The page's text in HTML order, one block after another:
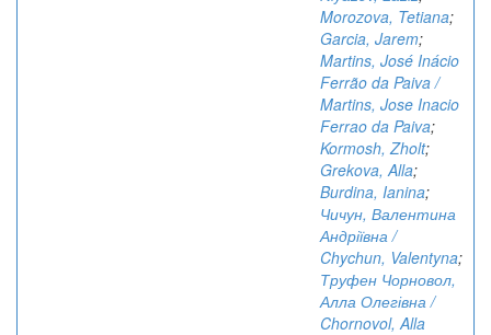
Morozova, Tetiana;
Garcia, Jarem;
Martins, José Inácio
Ferrão da Paiva /
Martins, Jose Inacio
Ferrao da Paiva;
Kormosh, Zholt;
Grekova, Alla;
Burdina, Ianina;
Чичун, Валентина
Андріївна /
Chychun, Valentyna;
Труфен Чорновол,
Алла Олегівна /
Chornovol, Alla